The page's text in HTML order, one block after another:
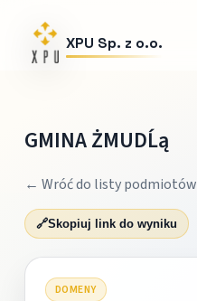
XPU Sp. z o.o.
GMINA ŻMUDĹą
← Wróć do listy podmiotów
🔗Skopiuj link do wyniku
DOMENY